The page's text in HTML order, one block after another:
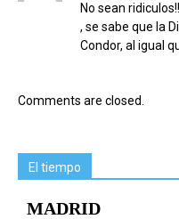
No sean
, se sabe que la
Condor, al igual
Comments are closed.
El tiempo
MADRID